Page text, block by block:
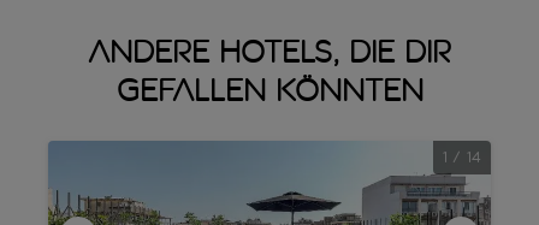
gewesen sein.Andere Hotels, die dir
gefallen könnten
1 / 14